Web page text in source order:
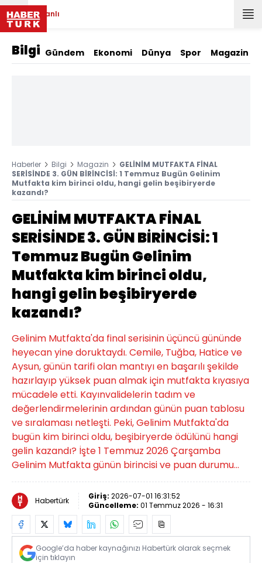
Canlı
Bilgi Gündem Ekonomi Dünya Spor Magazin
Haberler Bilgi Magazin
GELİNİM MUTFAKTA FİNAL
SERİSİNDE 3. GÜN BİRİNCİSİ: 1 Temmuz Bugün Gelinim
Mutfakta kim birinci oldu, hangi gelin beşibiryerde
kazandı?
GELİNİM MUTFAKTA FİNAL
SERİSİNDE 3. GÜN BİRİNCİSİ: 1
Temmuz Bugün Gelinim
Mutfakta kim birinci oldu,
hangi gelin beşibiryerde
kazandı?
Gelinim Mutfakta'da final serisinin üçüncü gününde
heyecan yine doruktaydı. Cemile, Tuğba, Hatice ve
Aysun, günün tarifi olan mantıyı en başarılı şekilde
hazırlayıp yüksek puan almak için mutfakta kıyasıya
mücadele etti. Kayınvalidelerin tadım ve
değerlendirmelerinin ardından günün puan tablosu
ve sıralaması netleşti. Peki, Gelinim Mutfakta'da
bugün kim birinci oldu, beşibiryerde ödülünü hangi
gelin kazandı? İşte 1 Temmuz 2026 Çarşamba
Gelinim Mutfakta günün birincisi ve puan durumu…
Habertürk Giriş: 2026-07-01 16:31:52
Güncelleme: 01 Temmuz 2026 - 16:31
Google’da haber kaynağınızı Habertürk olarak seçmek
için tıklayın